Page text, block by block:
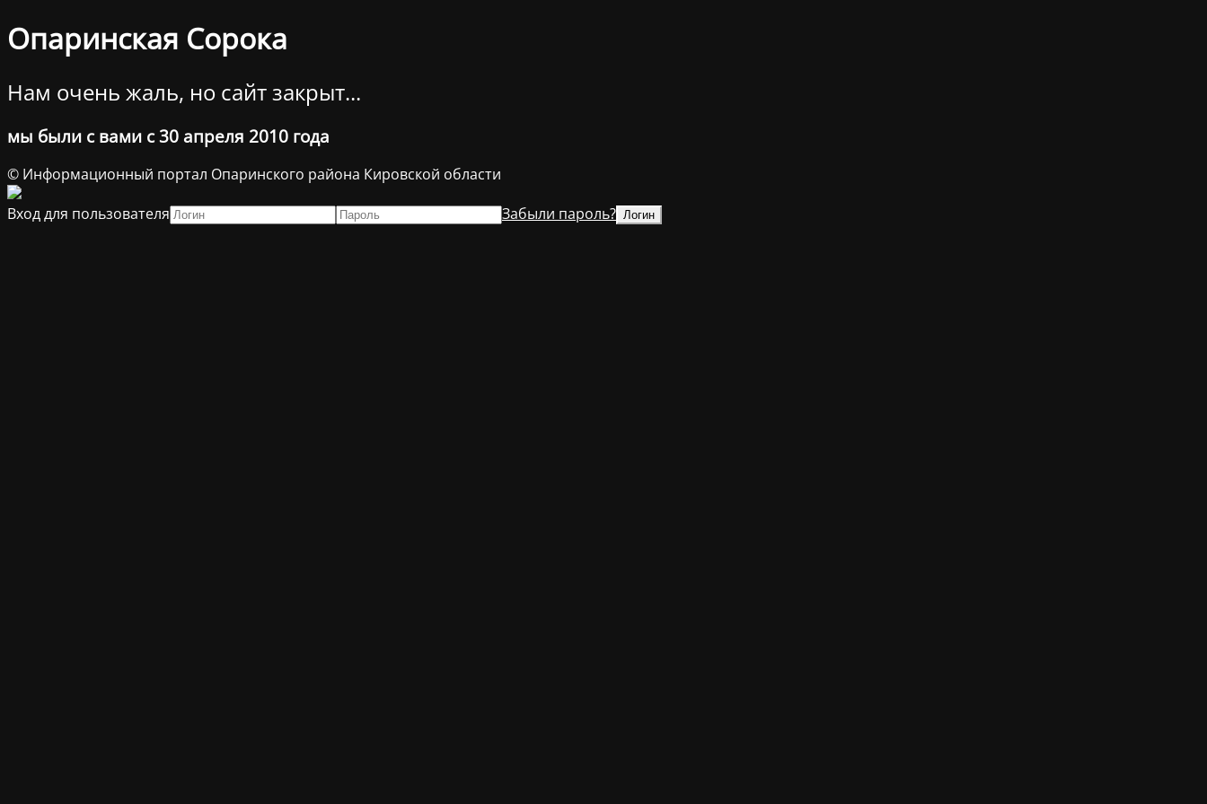
Опаринская Сорока
Нам очень жаль, но сайт закрыт...
мы были с вами с 30 апреля 2010 года
© Информационный портал Опаринского района Кировской области
Вход для пользователя
Забыли пароль?